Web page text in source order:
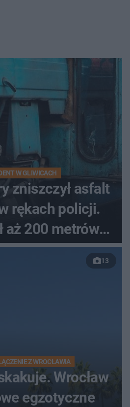
W GLIWICACH
zniszczył asfalt
rękach policji.
aż 200 metrów
drogi
13
Z WROCŁAWIA
Wrocław
egzotyczne